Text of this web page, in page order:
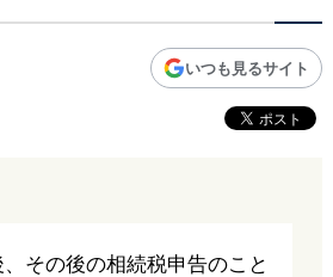
いつも見るサイト
その後の相続税申告のこと